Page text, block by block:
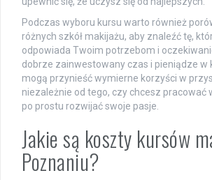
Podczas wyboru kursu warto również
różnych szkół makijażu, aby znaleźć tę,
odpowiada Twoim potrzebom i
dobrze zainwestowany czas i pieniądze w
mogą przynieść wymierne korzyści w
niezależnie od tego, czy chcesz pracować
po prostu rozwijać swoje pasje.
Jakie są koszty kursów
Poznaniu?